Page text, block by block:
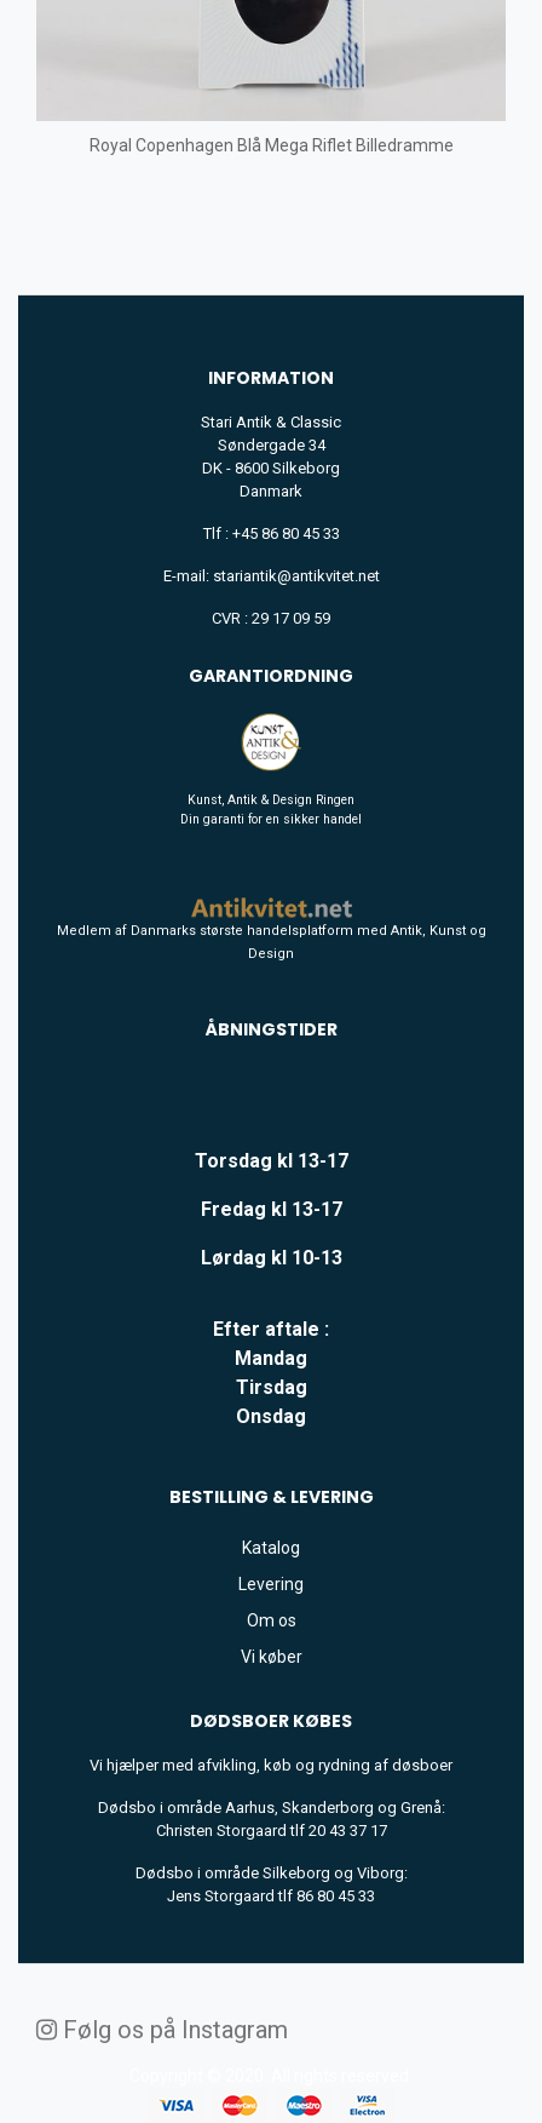
Royal Copenhagen Blå Mega Riflet Billedramme
INFORMATION
Stari Antik & Classic
Søndergade 34
DK - 8600 Silkeborg
Danmark
Tlf : +45 86 80 45 33
E-mail: stariantik@antikvitet.net
CVR : 29 17 09 59
GARANTIORDNING
Kunst, Antik & Design Ringen
Din garanti for en sikker handel
Medlem af Danmarks største handelsplatform med Antik, Kunst og
Design
ÅBNINGSTIDER
Torsdag kl 13-17
Fredag kl 13-17
Lørdag kl 10-13
Efter aftale :
Mandag
Tirsdag
Onsdag
BESTILLING & LEVERING
Katalog
Levering
Om os
Vi køber
DØDSBOER KØBES
Vi hjælper med afvikling, køb og rydning af døsboer
Dødsbo i område Aarhus, Skanderborg og Grenå:
Christen Storgaard tlf 20 43 37 17
Dødsbo i område Silkeborg og Viborg:
Jens Storgaard tlf 86 80 45 33
Følg os på Instagram